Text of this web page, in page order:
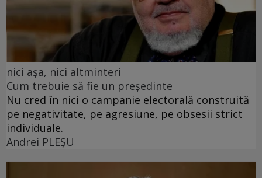
nici așa, nici altminteri
Cum trebuie să fie un președinte
Nu cred în nici o campanie electorală construită
pe negativitate, pe agresiune, pe obsesii strict
individuale.
Andrei PLEŞU